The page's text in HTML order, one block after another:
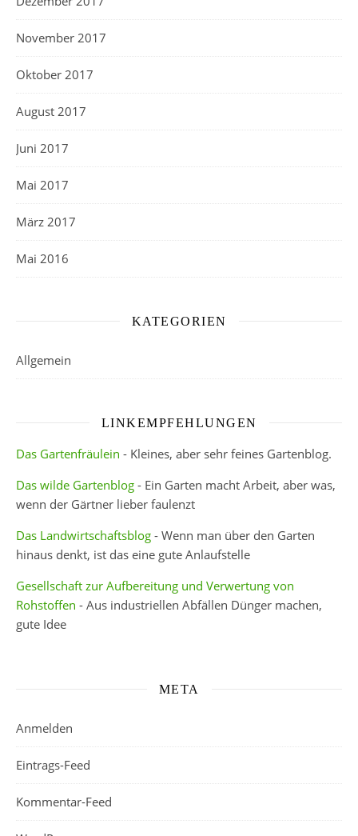
November 2017
Oktober 2017
August 2017
Juni 2017
Mai 2017
März 2017
Mai 2016
KATEGORIEN
Allgemein
LINKEMPFEHLUNGEN
Das Gartenfräulein - Kleines, aber sehr feines Gartenblog.
Das wilde Gartenblog - Ein Garten macht Arbeit, aber was,
wenn der Gärtner lieber faulenzt
Das Landwirtschaftsblog - Wenn man über den Garten
hinaus denkt, ist das eine gute Anlaufstelle
Gesellschaft zur Aufbereitung und Verwertung von
Rohstoffen - Aus industriellen Abfällen Dünger machen,
gute Idee
META
Anmelden
Eintrags-Feed
Kommentar-Feed